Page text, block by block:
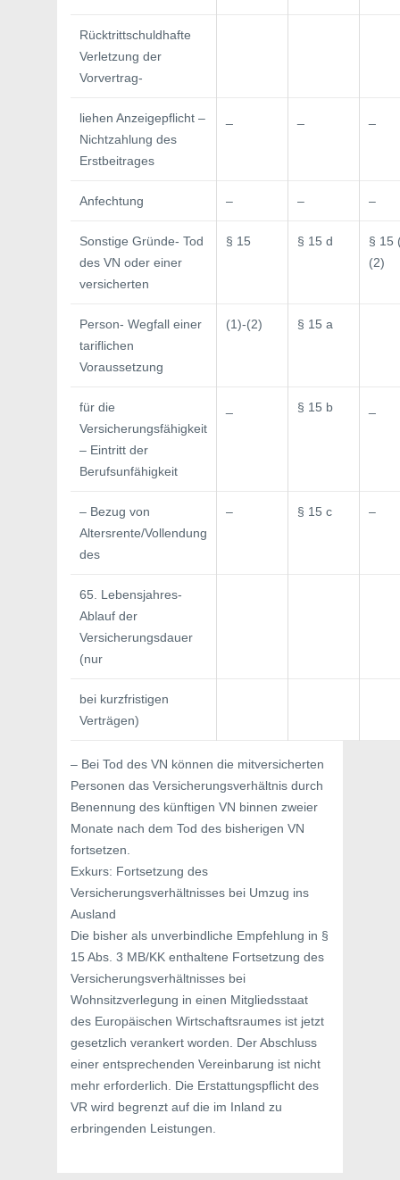
Rücktrittschuldhafte
Verletzung der
Vorvertrag-
liehen Anzeigepflicht –
Nichtzahlung des
Erstbeitrages
Anfechtung – – –
Sonstige Gründe- Tod
des VN oder einer
versicherten
§ 15 § 15 d
§ 15
(2)
Person- Wegfall einer
tariflichen
Voraussetzung
(1)-(2) § 15 a
für die
Versicherungsfähigkeit
– Eintritt der
Berufsunfähigkeit
§ 15 b
– Bezug von
Altersrente/Vollendung
des
– § 15 c –
65. Lebensjahres-
Ablauf der
Versicherungsdauer
(nur
bei kurzfristigen
Verträgen)
– Bei Tod des VN können die mitversicherten
Personen das Versicherungsverhältnis durch
Benennung des künftigen VN binnen zweier
Monate nach dem Tod des bisherigen VN
fortsetzen.
Exkurs: Fortsetzung des
Versicherungsverhältnisses bei Umzug ins
Ausland
Die bisher als unverbindliche Empfehlung in §
15 Abs. 3 MB/KK enthaltene Fortsetzung des
Versicherungsverhältnisses bei
Wohnsitzverlegung in einen Mitgliedsstaat
des Europäischen Wirtschaftsraumes ist jetzt
gesetzlich verankert worden. Der Abschluss
einer entsprechenden Vereinbarung ist nicht
mehr erforderlich. Die Erstattungspflicht des
VR wird begrenzt auf die im Inland zu
erbringenden Leistungen.